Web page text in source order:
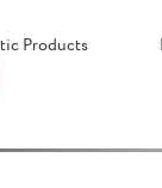
Products